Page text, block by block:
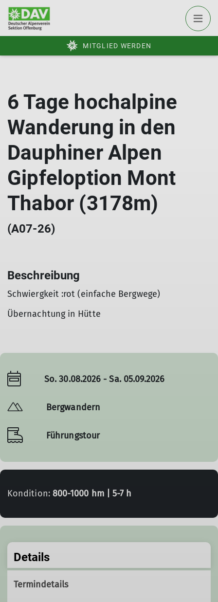
MITGLIED WERDEN
6 Tage hochalpine
Wanderung in den
Dauphiner Alpen
Gipfeloption Mont
Thabor (3178m)
(A07-26)
Beschreibung
Schwiergkeit :rot (einfache Bergwege)
Übernachtung in Hütte
So. 30.08.2026 - Sa. 05.09.2026
Bergwandern
Führungstour
Kondition: 800-1000 hm | 5-7 h
Details
Termindetails